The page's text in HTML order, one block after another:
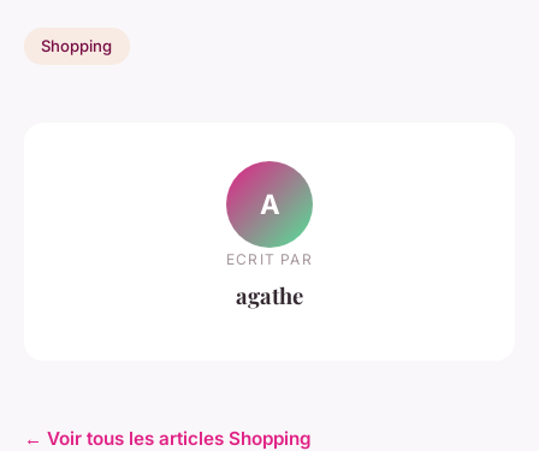
Shopping
A
ECRIT PAR
agathe
← Voir tous les articles Shopping